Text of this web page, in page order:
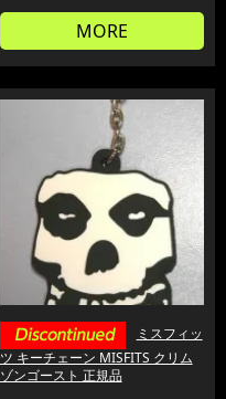
MORE
ミスフィッ
ツ キーチェーン MISFITS クリム
ゾンゴースト 正規品